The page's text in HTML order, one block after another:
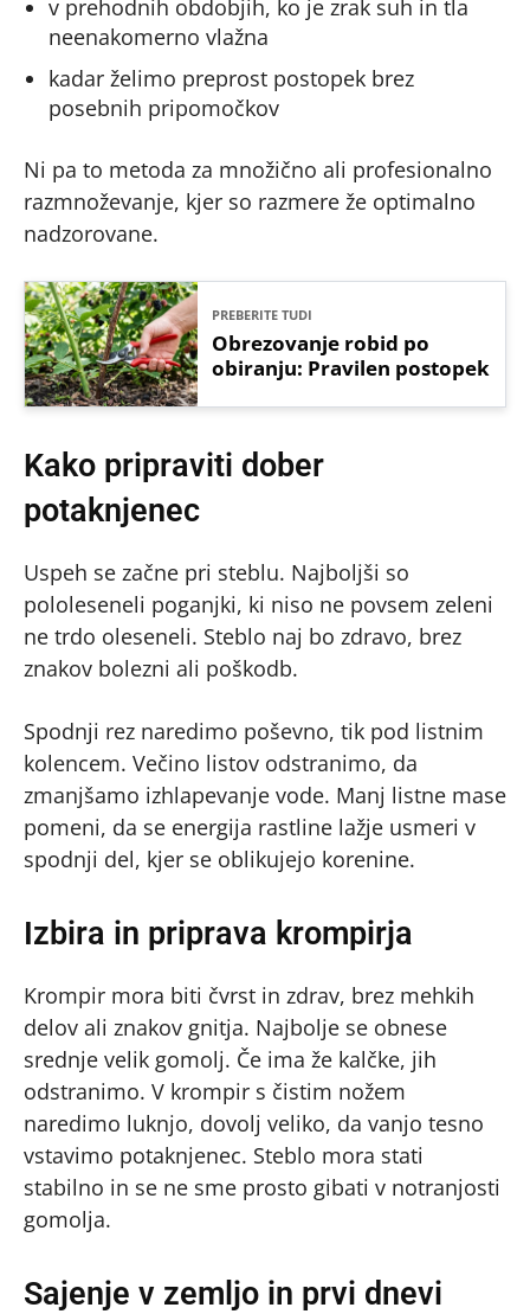
v prehodnih obdobjih, ko je zrak suh in tla
neenakomerno vlažna
kadar želimo preprost postopek brez
posebnih pripomočkov
Ni pa to metoda za množično ali profesionalno
razmnoževanje, kjer so razmere že optimalno
nadzorovane.
PREBERITE TUDI
Obrezovanje robid po
obiranju: Pravilen postopek
Kako pripraviti dober
potaknjenec
Uspeh se začne pri steblu. Najboljši so
pololeseneli poganjki, ki niso ne povsem zeleni
ne trdo oleseneli. Steblo naj bo zdravo, brez
znakov bolezni ali poškodb.
Spodnji rez naredimo poševno, tik pod listnim
kolencem. Večino listov odstranimo, da
zmanjšamo izhlapevanje vode. Manj listne mase
pomeni, da se energija rastline lažje usmeri v
spodnji del, kjer se oblikujejo korenine.
Izbira in priprava krompirja
Krompir mora biti čvrst in zdrav, brez mehkih
delov ali znakov gnitja. Najbolje se obnese
srednje velik gomolj. Če ima že kalčke, jih
odstranimo. V krompir s čistim nožem
naredimo luknjo, dovolj veliko, da vanjo tesno
vstavimo potaknjenec. Steblo mora stati
stabilno in se ne sme prosto gibati v notranjosti
gomolja.
Sajenje v zemljo in prvi dnevi